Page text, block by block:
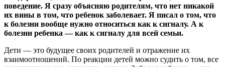
поведение. Я сразу объясняю родителям, что нет никакой
их вины в том, что ребенок заболевает. Я писал о том, что
к болезни вообще нужно относиться как к сигналу. А к
болезни ребенка — как к сигналу для всей семьи.
Дети — это будущее своих родителей и отражение их
взаимоотношений. По реакции детей можно судить о том, все